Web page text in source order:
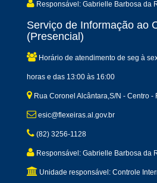
Responsável: Gabrielle Barbosa da
Serviço de Informação ao
(Presencial)
Horário de atendimento de seg à
horas e das 13:00 às 16:00
Rua Coronel Alcântara,S/N - Centro -
esic@flexeiras.al.gov.br
(82) 3256-1128
Responsável: Gabrielle Barbosa da
Unidade responsável: Controle